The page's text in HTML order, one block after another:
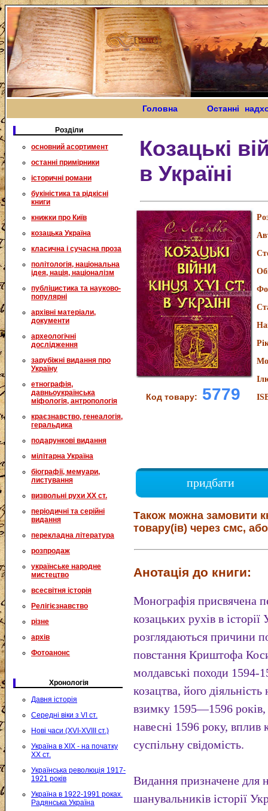
Головна Останні
Розділи
основний асортимент
останні примірники
історичні романи
букіністика та рідкісні
книги
книжки про Київ
козацька Україна
класична і сучасна проза
політологія, національна
ідея, нація, націоналізм
публіцистика та науково-
популярні
архівні матеріали,
документи
археологічні
дослідження
зарубіжні видання про
Україну
етнографія,
давньоукраїнська
міфологія, антропологія
краєзнавство, генеалогія,
геральдика
подарункові видання
мілітарна Україна
біографії, мемуари,
листування
визвольні рухи XX ст.
періодичні та серійні
видання
перекладна література
розпродаж
українське народне
мистецтво
всесвітня історія
Релігієзнавство
різне
архів
Фотоанонс
Хронологія
Давня історія
Середні віки з VI ст.
Нові часи (XVI-XVIII ст.)
Україна в XIX - на початку
XX ст.
Українська революція 1917-
1921 років
Україна в 1922-1991 роках.
Радянська Україна
Козацькі
в Україні
Код товару: 5779
придбати
Також можна замовити
товару(ів) через смс,
Анотація до книги:
Монографія присвячена
козацьких рухів в
розглядаються причини
повстання Криштофа
молдавські походи 1594-
козацтва, його
взимку 1595—1596 років,
навесні 1596 року, вплив
суспільну свідомість.
Видання призначене для
шанувальників історії